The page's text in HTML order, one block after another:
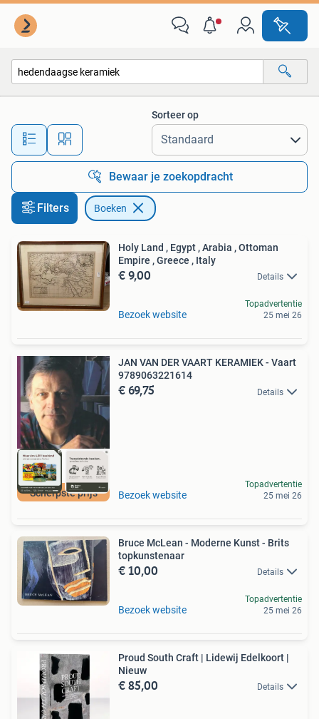
Alle afstanden…
Sorteer op
Bewaar je zoekopdracht
Filters Boeken
Holy Land , Egypt , Arabia , Ottoman
Empire , Greece , Italy
€ 9,00 Details
Bezoek website
Topadvertentie
25 mei 26
Scherpste prijs
JAN VAN DER VAART KERAMIEK - Vaart
9789063221614
€ 69,75 Details
Bezoek website
Topadvertentie
25 mei 26
Bruce McLean - Moderne Kunst - Brits
topkunstenaar
€ 10,00 Details
Bezoek website
Topadvertentie
25 mei 26
Proud South Craft | Lidewij Edelkoort |
Nieuw
€ 85,00 Details